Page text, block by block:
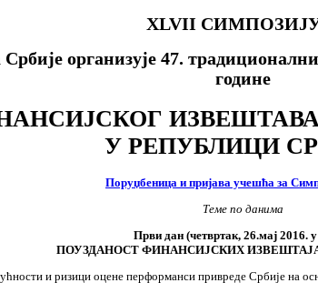
XLVII
организује 47.
године
У РЕПУБЛИЦИ
Поруџбеница и пријава учешћа за
Теме по данима
Први дан (четвртак, 26.мај 2016.
ПОУЗДАНОСТ ФИНАНСИЈСКИХ
и ризици оцене перформанси привреде Србије на